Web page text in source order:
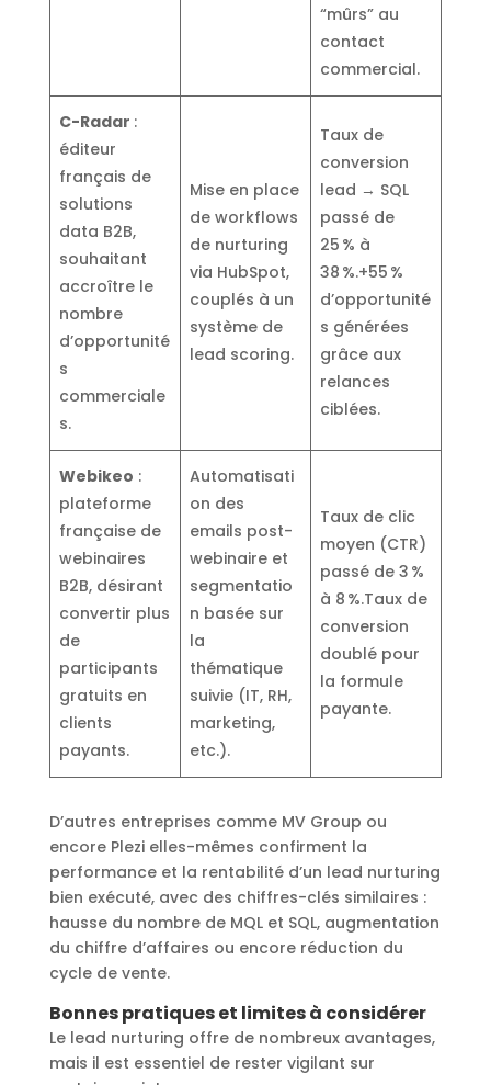
“mûrs” au
contact
commercial.
C-Radar :
éditeur
français de
solutions
data B2B,
souhaitant
accroître le
nombre
d’opportunité
s
commerciale
s.
Mise en place
de workflows
de nurturing
via HubSpot,
couplés à un
système de
lead scoring.
Taux de
conversion
lead → SQL
passé de
25 % à
38 %.+55 %
d’opportunité
s générées
grâce aux
relances
ciblées.
Webikeo :
plateforme
française de
webinaires
B2B, désirant
convertir plus
de
participants
gratuits en
clients
payants.
Automatisati
on des
emails post-
webinaire et
segmentatio
n basée sur
la
thématique
suivie (IT, RH,
marketing,
etc.).
Taux de clic
moyen (CTR)
passé de 3 %
à 8 %.Taux de
conversion
doublé pour
la formule
payante.
D’autres entreprises comme MV Group ou
encore Plezi elles-mêmes confirment la
performance et la rentabilité d’un lead nurturing
bien exécuté, avec des chiffres-clés similaires :
hausse du nombre de MQL et SQL, augmentation
du chiffre d’affaires ou encore réduction du
cycle de vente.
Bonnes pratiques et limites à considérer
Le lead nurturing offre de nombreux avantages,
mais il est essentiel de rester vigilant sur